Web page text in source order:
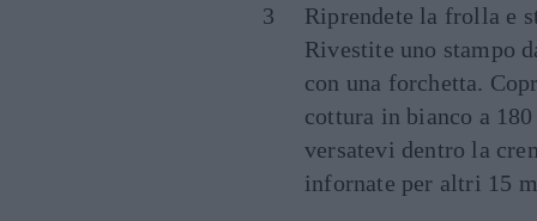
Riprendete la frolla e
Rivestite uno stampo
con una forchetta.
cottura in bianco a
versatevi dentro la
infornate per altri 15